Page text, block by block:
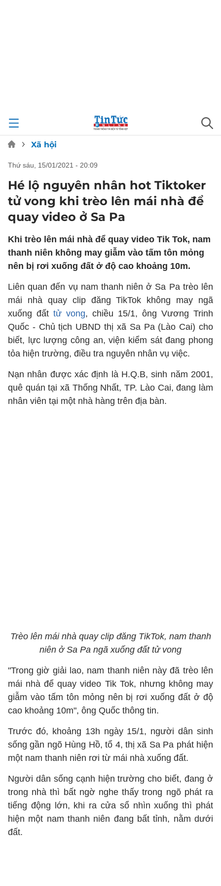
Xã hội
thứ sáu, 15/01/2021 - 20:09
Hé lộ nguyên nhân hot Tiktoker
tử vong khi trèo lên mái nhà để
quay video ở Sa Pa
Khi trèo lên mái nhà để quay video Tik Tok, nam
thanh niên không may giẫm vào tấm tôn mỏng
nên bị rơi xuống đất ở độ cao khoảng 10m.
Liên quan đến vụ nam thanh niên ở Sa Pa trèo lên
mái nhà quay clip đăng TikTok không may ngã
xuống đất tử vong, chiều 15/1, ông Vương Trinh
Quốc - Chủ tịch UBND thị xã Sa Pa (Lào Cai) cho
biết, lực lượng công an, viện kiểm sát đang phong
tỏa hiện trường, điều tra nguyên nhân vụ việc.
Nạn nhân được xác định là H.Q.B, sinh năm 2001,
quê quán tại xã Thống Nhất, TP. Lào Cai, đang làm
nhân viên tại một nhà hàng trên địa bàn.
Trèo lên mái nhà quay clip đăng TikTok, nam thanh
niên ở Sa Pa ngã xuống đất tử vong
"Trong giờ giải lao, nam thanh niên này đã trèo lên
mái nhà để quay video Tik Tok, nhưng không may
giẫm vào tấm tôn mỏng nên bị rơi xuống đất ở độ
cao khoảng 10m", ông Quốc thông tin.
Trước đó, khoảng 13h ngày 15/1, người dân sinh
sống gần ngõ Hùng Hồ, tổ 4, thị xã Sa Pa phát hiện
một nam thanh niên rơi từ mái nhà xuống đất.
Người dân sống cạnh hiện trường cho biết, đang ở
trong nhà thì bất ngờ nghe thấy trong ngõ phát ra
tiếng động lớn, khi ra cửa sổ nhìn xuống thì phát
hiện một nam thanh niên đang bất tỉnh, nằm dưới
đất.